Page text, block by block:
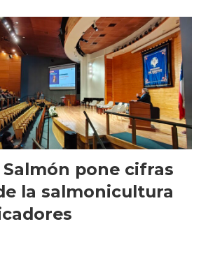
pone cifras
la salmonicultura